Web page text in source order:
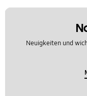
Neuigkeiten und